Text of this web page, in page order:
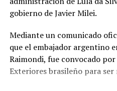
Para el canciller, "Brasil
varios países como
una decisión de esa nación
el gobierno de Milei, "tienen
ámbito ideológico y político
en la que estamos
gobierno de Javier Milei.
Mediante un comunicado
que el embajador argentino
Raimondi, fue convocado
Exteriores brasileño para